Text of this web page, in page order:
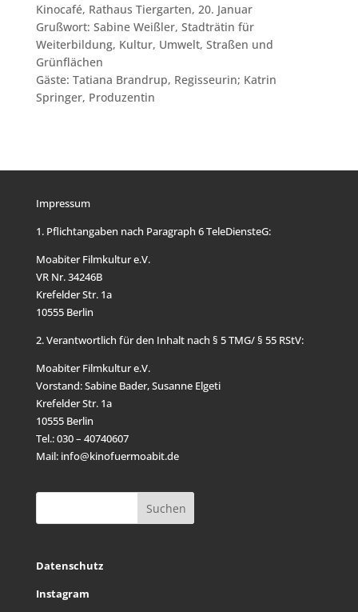
Kinocafé, Rathaus Tiergarten, 20. Januar
Grußwort: Sabine Weißler, Stadträtin für
Weiterbildung, Kultur, Umwelt, Straßen und
Grünflächen
Gäste: Tatiana Brandrup, Regisseurin; Katrin
Springer, Produzentin
Impressum
1. Pflichtangaben nach Paragraph 6 TeleDiensteG:
Moabiter Filmkultur e.V.
VR Nr. 34246B
Krefelder Str. 1a
10555 Berlin
2. Verantwortlich für den Inhalt nach § 5 TMG/ § 55 RStV:
Moabiter Filmkultur e.V.
Vorstand: Sabine Bader, Susanne Elgeti
Krefelder Str. 1a
10555 Berlin
Tel.: 030 – 40740607
Mail: info@kinofuermoabit.de
Datenschutz
Instagram